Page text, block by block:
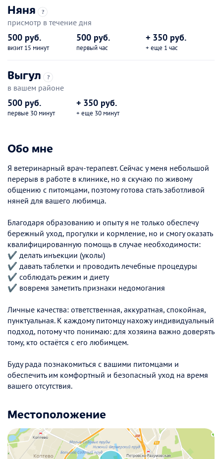
Няня ?
присмотр в течение дня
500 руб.
визит 15 минут
500 руб.
первый час
+ 350 руб.
+ еще 1 час
Выгул ?
в вашем районе
500 руб.
первые 30 минут
+ 350 руб.
+ еще 30 минут
Обо мне
Я ветеринарный врач-терапевт. Сейчас у меня небольшой
перерыв в работе в клинике, но я скучаю по живому
общению с питомцами, поэтому готова стать заботливой
няней для вашего любимца.
Благодаря образованию и опыту я не только обеспечу
бережный уход, прогулки и кормление, но и смогу оказать
квалифицированную помощь в случае необходимости:
✔️ делать инъекции (уколы)
✔️ давать таблетки и проводить лечебные процедуры
✔️ соблюдать режим и диету
✔️ вовремя заметить признаки недомогания
Личные качества: ответственная, аккуратная, спокойная,
пунктуальная. К каждому питомцу нахожу индивидуальный
подход, потому что понимаю: для хозяина важно доверять
тому, кто остаётся с его любимцем.
Буду рада познакомиться с вашими питомцами и
обеспечить им комфортный и безопасный уход на время
вашего отсутствия.
Местоположение